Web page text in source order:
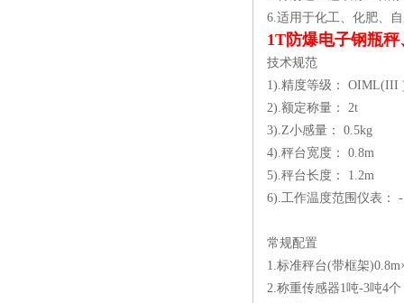
6.适用于化工、化肥、
1T防爆电子钢瓶
技术规范
1).精度等级： OIML(III
2).额定称量： 2t
3).Z小感量： 0.5kg
4).秤台宽度： 0.8m
5).秤台长度： 1.2m
6).工作温度范围仪表
常规配置
1.标准秤台(带框架
2.称重传感器1吨-3吨4个